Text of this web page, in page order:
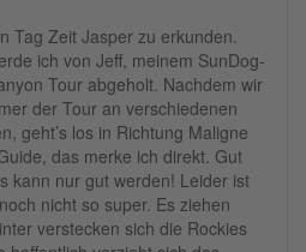
Tag Zeit Jasper zu erkunden.
ich von Jeff, meinem SunDog-
Tour abgeholt. Nachdem wir
der Tour an verschiedenen
geht’s los in Richtung Maligne
das merke ich direkt. Gut
kann nur gut werden! Leider ist
nicht so super. Es ziehen
verstecken sich die Rockies